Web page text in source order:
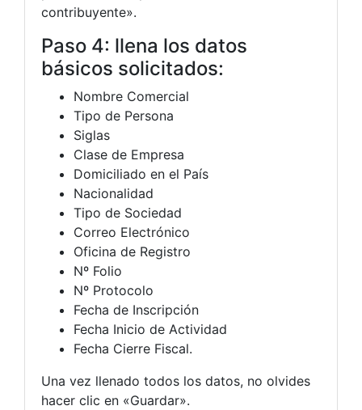
contribuyente».
Paso 4: llena los datos
básicos solicitados:
Nombre Comercial
Tipo de Persona
Siglas
Clase de Empresa
Domiciliado en el País
Nacionalidad
Tipo de Sociedad
Correo Electrónico
Oficina de Registro
Nº Folio
Nº Protocolo
Fecha de Inscripción
Fecha Inicio de Actividad
Fecha Cierre Fiscal.
Una vez llenado todos los datos, no olvides
hacer clic en «Guardar».